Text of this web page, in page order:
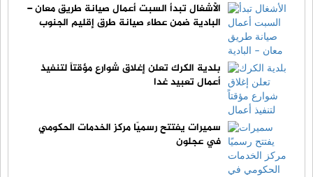
الأشغال تبدأ السبت أعمال صيانة طريق معان –
البادية ضمن عطاء صيانة طرق إقليم الجنوب
بلدية الكرك تعلن إغلاق شوارع مؤقتاً لتنفيذ
أعمال تعبيد غدا
سميرات يفتتح رسميًا مركز الخدمات الحكومي
في عجلون